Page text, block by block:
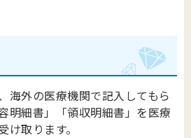
海外の医療機関で記入してもら
明細書」「領収明細書」を医療
け取ります。